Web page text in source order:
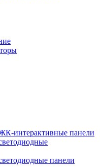
интерактивные панели
панели